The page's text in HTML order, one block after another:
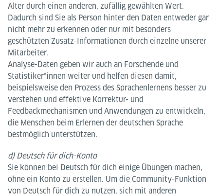
Alter durch einen anderen, zufällig gewählten Wert.
Dadurch sind Sie als Person hinter den Daten entweder gar
nicht mehr zu erkennen oder nur mit besonders
geschützten Zusatz-Informationen durch einzelne unserer
Mitarbeiter.
Analyse-Daten geben wir auch an Forschende und
Statistiker*innen weiter und helfen diesen damit,
beispielsweise den Prozess des Sprachenlernens besser zu
verstehen und effektive Korrektur- und
Feedbackmechanismen und Anwendungen zu entwickeln,
die Menschen beim Erlernen der deutschen Sprache
bestmöglich unterstützen.
d) Deutsch für dich-Konto
Sie können bei Deutsch für dich einige Übungen machen,
ohne ein Konto zu erstellen. Um die Community-Funktion
von Deutsch für dich zu nutzen, sich mit anderen